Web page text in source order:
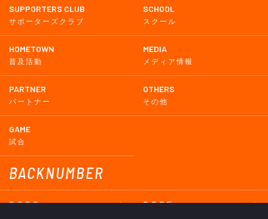
SUPPORTERS CLUB
サポーターズクラブ
SCHOOL
スクール
HOMETOWN
普及活動
MEDIA
メディア情報
PARTNER
パートナー
OTHERS
その他
GAME
試合
BACKNUMBER
2026
2025